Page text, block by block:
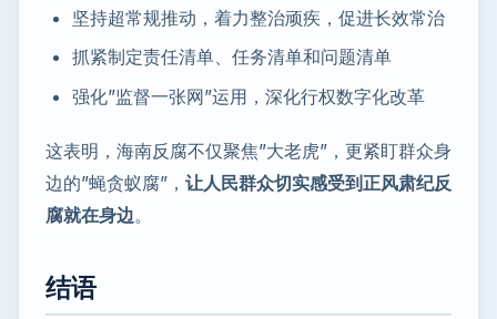
坚持超常规推动，着力整治顽疾，促进长效常治
抓紧制定责任清单、任务清单和问题清单
强化”监督一张网”运用，深化行权数字化改革
这表明，海南反腐不仅聚焦”大老虎”，更紧盯群众身
边的”蝇贪蚁腐”， 让人民群众切实感受到正风肃纪反
腐就在身边。
结语